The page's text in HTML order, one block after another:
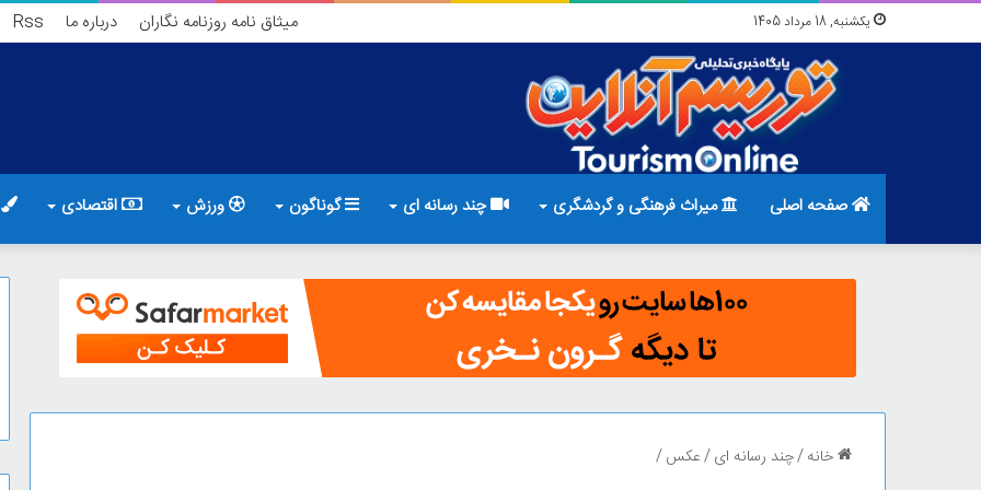
یکشنبه, 18 مرداد 1405 میثاق نامه روزنامه نگاران درباره ما Rss
صفحه اصلی میراث فرهنگی و گردشگری چند رسانه ای گوناگون ورزش اقتصادی
خانه/چند رسانه ای/عکس/